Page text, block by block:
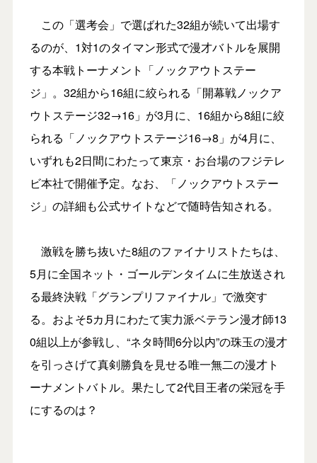
この「選考会」で選ばれた32組が続いて出場す
るのが、1対1のタイマン形式で漫才バトルを展開
する本戦トーナメント「ノックアウトステー
ジ」。32組から16組に絞られる「開幕戦ノックア
ウトステージ32→16」が3月に、16組から8組に絞
られる「ノックアウトステージ16→8」が4月に、
いずれも2日間にわたって東京・お台場のフジテレ
ビ本社で開催予定。なお、「ノックアウトステー
ジ」の詳細も公式サイトなどで随時告知される。
激戦を勝ち抜いた8組のファイナリストたちは、
5月に全国ネット・ゴールデンタイムに生放送され
る最終決戦「グランプリファイナル」で激突す
る。およそ5カ月にわたて実力派ベテラン漫才師13
0組以上が参戦し、“ネタ時間6分以内”の珠玉の漫才
を引っさげて真剣勝負を見せる唯一無二の漫才ト
ーナメントバトル。果たして2代目王者の栄冠を手
にするのは？